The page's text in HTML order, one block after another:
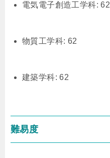
電気電子創造工学科: 62
物質工学科: 62
建築学科: 62
難易度